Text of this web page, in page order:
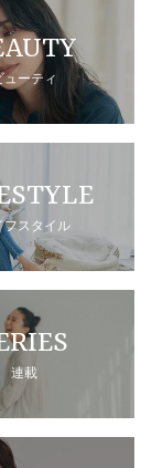
ューティ
フスタイル
連載